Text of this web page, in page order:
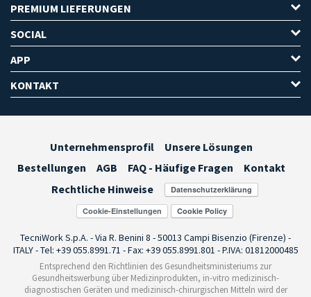
PREMIUM LIEFERUNGEN
SOCIAL
APP
KONTAKT
Unternehmensprofil
Unsere Lösungen
Bestellungen
AGB FAQ - Häufige Fragen
Kontakt
Rechtliche Hinweise
Cookie-Einstellungen
TecniWork S.p.A. - Via R. Benini 8 - 50013 Campi Bisenzio (Firenze) -
ITALY - Tel: +39 055.8991.71 - Fax: +39 055.8991.801 - P.IVA: 01812000485
Entsprechend den Richtlinien des Gesundheitsministeriums zur
Gesundheitswerbung über Medizinprodukten, in-vitro medizinisch-
diagnostischen Geräten und medizinisch-chirurgischen Mitteln wird der